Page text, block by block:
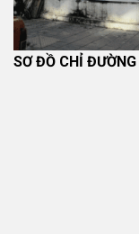
SƠ ĐỒ CHỈ ĐƯỜNG